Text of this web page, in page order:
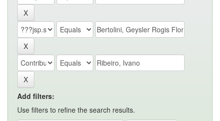
Add filters:
Use filters to refine the search results.